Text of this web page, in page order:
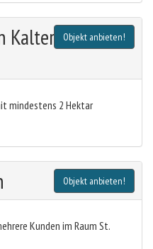
Objekt anbieten!
Kaltern und
mindestens 2 Hektar
Objekt anbieten!
Kunden im Raum St.